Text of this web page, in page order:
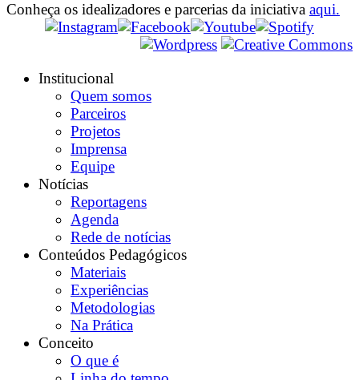
Conheça os idealizadores e parcerias da iniciativa aqui.
Institucional
Quem somos
Parceiros
Projetos
Imprensa
Equipe
Notícias
Reportagens
Agenda
Rede de notícias
Conteúdos Pedagógicos
Materiais
Experiências
Metodologias
Na Prática
Conceito
O que é